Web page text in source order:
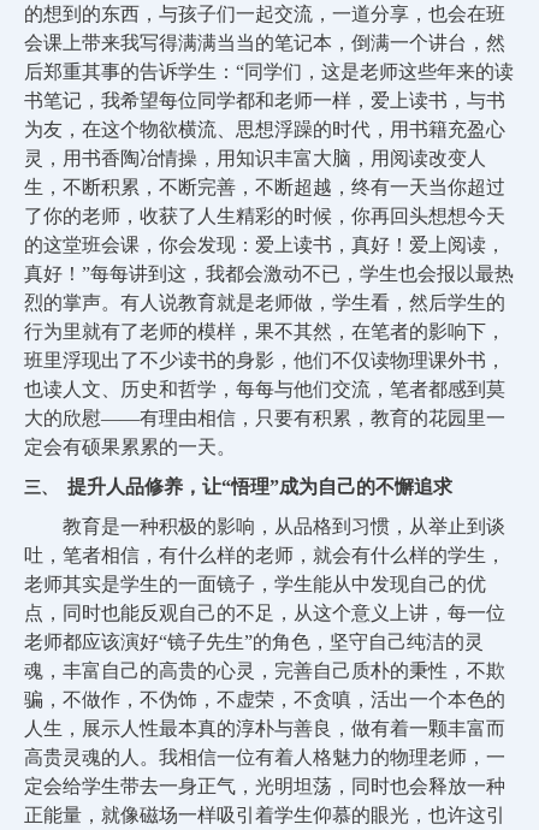
的想到的东西，与孩子们一起交流，一道分享，也会在班
会课上带来我写得满满当当的笔记本，倒满一个讲台，然
后郑重其事的告诉学生：“同学们，这是老师这些年来的读
书笔记，我希望每位同学都和老师一样，爱上读书，与书
为友，在这个物欲横流、思想浮躁的时代，用书籍充盈心
灵，用书香陶冶情操，用知识丰富大脑，用阅读改变人
生，不断积累，不断完善，不断超越，终有一天当你超过
了你的老师，收获了人生精彩的时候，你再回头想想今天
的这堂班会课，你会发现：爱上读书，真好！爱上阅读，
真好！”每每讲到这，我都会激动不已，学生也会报以最热
烈的掌声。有人说教育就是老师做，学生看，然后学生的
行为里就有了老师的模样，果不其然，在笔者的影响下，
班里浮现出了不少读书的身影，他们不仅读物理课外书，
也读人文、历史和哲学，每每与他们交流，笔者都感到莫
大的欣慰――有理由相信，只要有积累，教育的花园里一
定会有硕果累累的一天。
三、 提升人品修养，让“悟理”成为自己的不懈追求
教育是一种积极的影响，从品格到习惯，从举止到谈
吐，笔者相信，有什么样的老师，就会有什么样的学生，
老师其实是学生的一面镜子，学生能从中发现自己的优
点，同时也能反观自己的不足，从这个意义上讲，每一位
老师都应该演好“镜子先生”的角色，坚守自己纯洁的灵
魂，丰富自己的高贵的心灵，完善自己质朴的秉性，不欺
骗，不做作，不伪饰，不虚荣，不贪嗔，活出一个本色的
人生，展示人性最本真的淳朴与善良，做有着一颗丰富而
高贵灵魂的人。我相信一位有着人格魅力的物理老师，一
定会给学生带去一身正气，光明坦荡，同时也会释放一种
正能量，就像磁场一样吸引着学生仰慕的眼光，也许这引